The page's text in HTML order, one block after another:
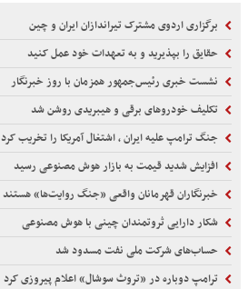
برگزاری اردوی مشترک تیراندازان ایران و چین
حقایق را بپذیرید و به تعهدات خود عمل کنید
نشست خبری رئیس‌جمهور همزمان با روز خبرنگار
تکلیف خودروهای برقی و هیبریدی روشن شد
جنگ ترامپ علیه ایران ، اشتغال آمریکا را تخریب کرد
افزایش شدید قیمت به بازار هوش مصنوعی رسید
خبرنگاران قهرمانان واقعی «جنگ روایت‌ها» هستند
شکار دارایی ثروتمندان چینی با هوش مصنوعی
حساب‌های شرکت ملی نفت مسدود شد
ترامپ دوباره در «تروث سوشال» اعلام پیروزی کرد